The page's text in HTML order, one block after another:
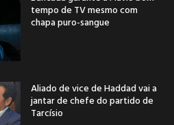
tempo de TV mesmo com
chapa puro-sangue
Aliado de vice de Haddad vai a
jantar de chefe do partido de
Tarcísio